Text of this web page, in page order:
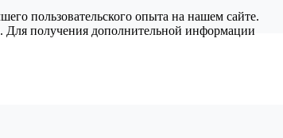
пользовательского опыта на нашем сайте.
Для получения дополнительной информации